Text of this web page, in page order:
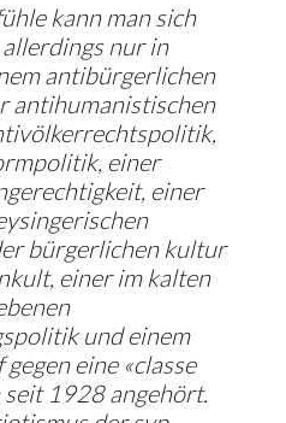
kann man sich
nur in
antibürgerlichen
antihumanistischen
einer
einer
bürgerlichen kultur
einer im kalten
und einem
eine «classe
seit 1928 angehört.